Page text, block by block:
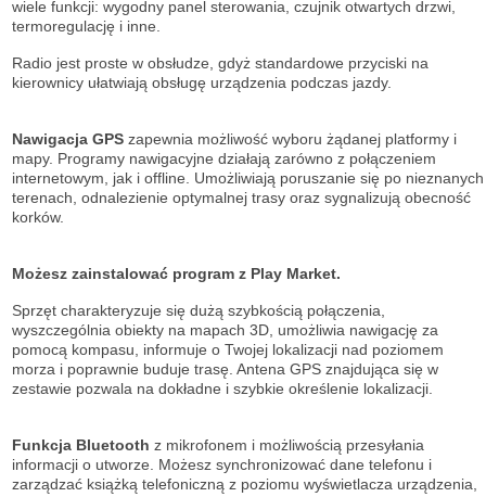
wiele funkcji: wygodny panel sterowania, czujnik otwartych drzwi,
termoregulację i inne.
Radio jest proste w obsłudze, gdyż standardowe przyciski na
kierownicy ułatwiają obsługę urządzenia podczas jazdy.
Nawigacja GPS zapewnia możliwość wyboru żądanej platformy i
mapy. Programy nawigacyjne działają zarówno z połączeniem
internetowym, jak i offline. Umożliwiają poruszanie się po nieznanych
terenach, odnalezienie optymalnej trasy oraz sygnalizują obecność
korków.
Możesz zainstalować program z Play Market.
Sprzęt charakteryzuje się dużą szybkością połączenia,
wyszczególnia obiekty na mapach 3D, umożliwia nawigację za
pomocą kompasu, informuje o Twojej lokalizacji nad poziomem
morza i poprawnie buduje trasę. Antena GPS znajdująca się w
zestawie pozwala na dokładne i szybkie określenie lokalizacji.
Funkcja Bluetooth z mikrofonem i możliwością przesyłania
informacji o utworze. Możesz synchronizować dane telefonu i
zarządzać książką telefoniczną z poziomu wyświetlacza urządzenia,